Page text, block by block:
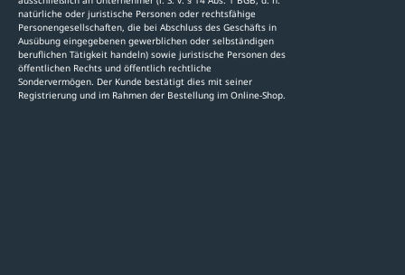
natürliche oder juristische Personen oder rechtsfähige
Personengesellschaften, die bei Abschluss des Geschäfts in
Ausübung eingegebenen gewerblichen oder selbständigen
beruflichen Tätigkeit handeln) sowie juristische Personen des
öffentlichen Rechts und öffentlich rechtliche
Sondervermögen. Der Kunde bestätigt dies mit seiner
Registrierung und im Rahmen der Bestellung im Online-Shop.